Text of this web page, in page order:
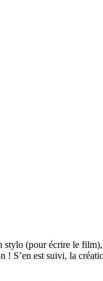
(pour écrire le
S’en est suivi, la